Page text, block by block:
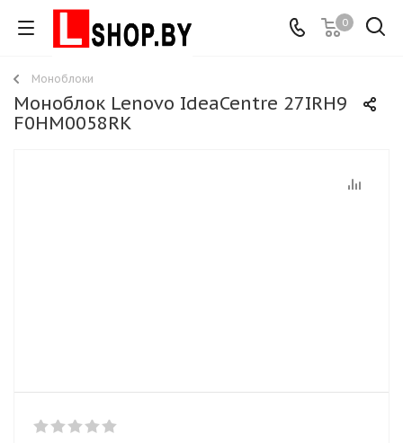
0
Моноблоки
Моноблок Lenovo IdeaCentre 27IRH9
F0HM0058RK